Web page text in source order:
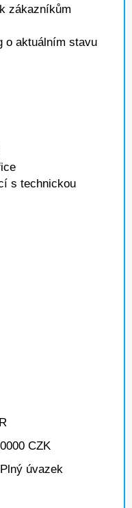
zákazníkům
o aktuálním stavu
s technickou
CZK
Plný úvazek